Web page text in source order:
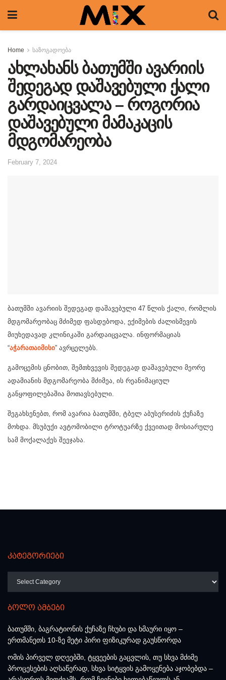
Home საზოგადოება
ახლახანს ბათუმში ავარიის
შედეგად დაშავებული ქალი
გარდაიცვალა – როგორია
დაშავებული მამაკაცის
მდგომარეობა
February 7, 2024
ბათუმში ავარიის შედეგად დაშავებული 47 წლის ქალი, რომლის
მდგომარეობაც მძიმედ ფასდებოდა, ექიმების ძალისმევის
მიუხედავად კლინიკაში გარდაიცვალა. ინფორმაციას
“აჭარათაიმისი” ავრცელებს.
გამოცემის ცნობით, შემთხვევის შედეგად დაშავებული მეორე
ადამიანის მდგომარეობა მძიმეა, ის რეანიმაციულ
განყოფილებაშია მოთავსებული.
შეგახსენებთ, რომ ავარია ბათუმში, ტბელ აბუსერიძის ქუჩაზე
მოხდა. მსუბუქი ავტომობილი ტროტუარზე ქვეითად მოსიარულე
სამ მოქალაქეს შეეჯახა.
კატეგორიები
ბოლო ამბები
ბათუმში, ბაგრატიონის ქუჩაზე ჩხუბი და ხმაური იყო –
ერთმანეთს 10-ზე მეტი პირი ფიზიკურად გაუსწორდა
ომის პირველ დღეებში, ტყვეების გაცვლის, თუ სხვა მძიმე
პროცესების აღსაწერად, სხვა სიტყვის გამოყენება აჯობებდა –